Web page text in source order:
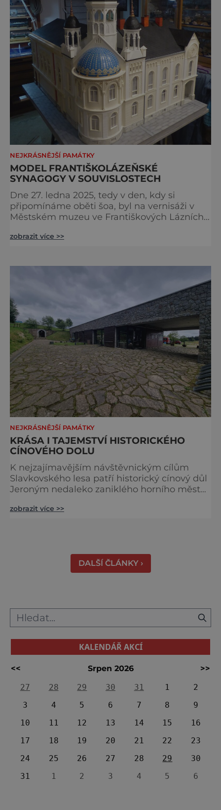
NEJKRÁSNĚJŠÍ PAMÁTKY
MODEL FRANTIŠKOLÁZEŇSKÉ
SYNAGOGY V SOUVISLOSTECH
Dne 27. ledna 2025, tedy v den, kdy si
připomínáme oběti šoa, byl na vernisáži v
Městském muzeu ve Františkových Lázních
nacisty zničena v roce 1938. Do lázeňského
některé události spojené s touto významnou
stavbou. [gallery ids="917
zobrazit více >>
NEJKRÁSNĚJŠÍ PAMÁTKY
KRÁSA I TAJEMSTVÍ HISTORICKÉHO
CÍNOVÉHO DOLU
K nejzajímavějším návštěvnickým cílům
Slavkovského lesa patří historický cínový důl
Jeroným nedaleko zaniklého horního města
středověku. Národní kulturní památka je
práci tehdejších horníků. [gallery
ids="91631,91630,91632,91633,91634,91635,9
zobrazit více >>
DALŠÍ ČLÁNKY ›
KALENDÁŘ AKCÍ
<< Srpen 2026
>>
27
28 29 30 31 1
2
3
4 5 6 7 8
9
10
11 12 13 14 15
16
17
18 19 20 21 22
23
24
25 26 27 28 29
30
31
1 2 3 4 5 6